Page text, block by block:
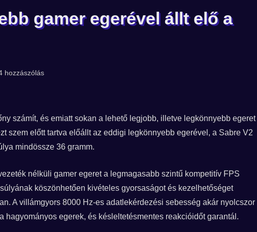
gamer egerével állt elő a
hozzászólás
számít, és emiatt sokan a lehető legjobb, illetve legkönnyebb egeret
szem előtt tartva előállt az eddigi legkönnyebb egerével, a Sabre V2
mindössze 36 gramm.
nélküli gamer egeret a legmagasabb szintű kompetitív FPS
köszönhetően kivételes gyorsaságot és kezelhetőséget
A villámgyors 8000 Hz-es adatlekérdezési sebesség akár nyolcszor
hagyományos egerek, és késleltetésmentes reakcióidőt garantál.